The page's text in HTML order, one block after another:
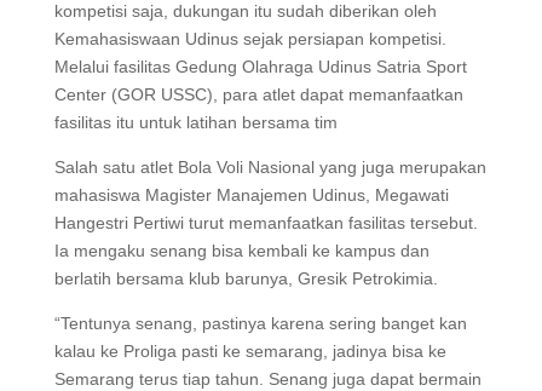
kompetisi saja, dukungan itu sudah diberikan oleh
Kemahasiswaan Udinus sejak persiapan kompetisi.
Melalui fasilitas Gedung Olahraga Udinus Satria Sport
Center (GOR USSC), para atlet dapat memanfaatkan
fasilitas itu untuk latihan bersama tim
Salah satu atlet Bola Voli Nasional yang juga merupakan
mahasiswa Magister Manajemen Udinus, Megawati
Hangestri Pertiwi turut memanfaatkan fasilitas tersebut.
Ia mengaku senang bisa kembali ke kampus dan
berlatih bersama klub barunya, Gresik Petrokimia.
“Tentunya senang, pastinya karena sering banget kan
kalau ke Proliga pasti ke semarang, jadinya bisa ke
Semarang terus tiap tahun. Senang juga dapat bermain